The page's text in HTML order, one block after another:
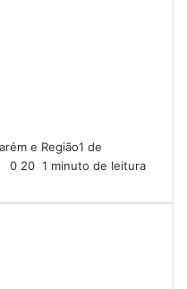
e Região1 de
0 20 1 minuto de leitura